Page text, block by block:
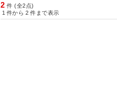
2 件 (全2点)
1 件から 2 件まで表示